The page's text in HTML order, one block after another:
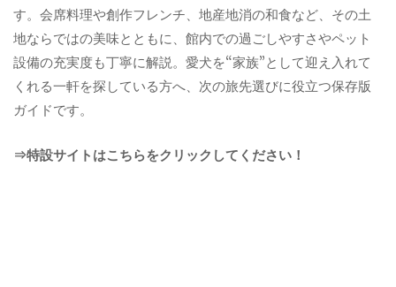
す。会席料理や創作フレンチ、地産地消の和食など、その土
地ならではの美味とともに、館内での過ごしやすさやペット
設備の充実度も丁寧に解説。愛犬を“家族”として迎え入れて
くれる一軒を探している方へ、次の旅先選びに役立つ保存版
ガイドです。
⇒特設サイトはこちらをクリックしてください！